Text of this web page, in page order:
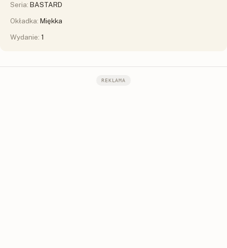
Seria: BASTARD
Okładka: Miękka
Wydanie: 1
REKLAMA